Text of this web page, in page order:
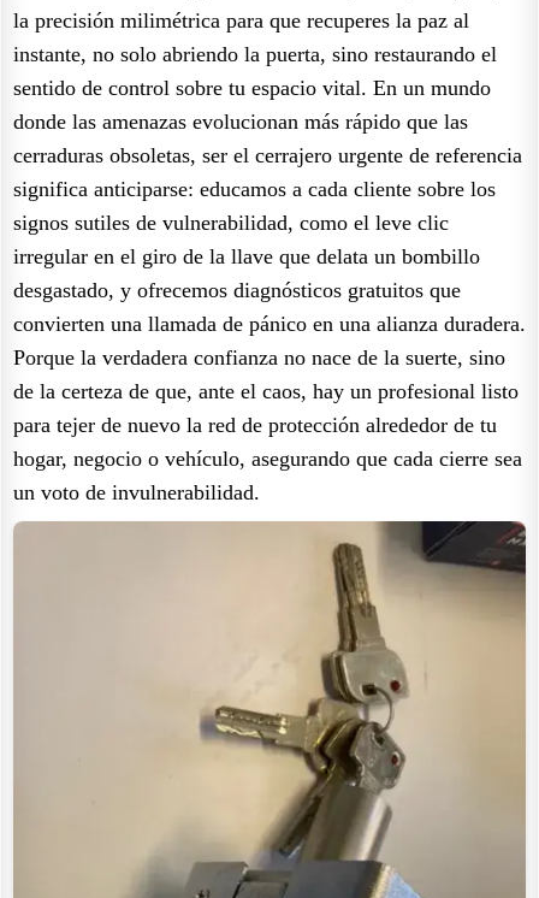
la precisión milimétrica para que recuperes la paz al
instante, no solo abriendo la puerta, sino restaurando el
sentido de control sobre tu espacio vital. En un mundo
donde las amenazas evolucionan más rápido que las
cerraduras obsoletas, ser el cerrajero urgente de referencia
significa anticiparse: educamos a cada cliente sobre los
signos sutiles de vulnerabilidad, como el leve clic
irregular en el giro de la llave que delata un bombillo
desgastado, y ofrecemos diagnósticos gratuitos que
convierten una llamada de pánico en una alianza duradera.
Porque la verdadera confianza no nace de la suerte, sino
de la certeza de que, ante el caos, hay un profesional listo
para tejer de nuevo la red de protección alrededor de tu
hogar, negocio o vehículo, asegurando que cada cierre sea
un voto de invulnerabilidad.